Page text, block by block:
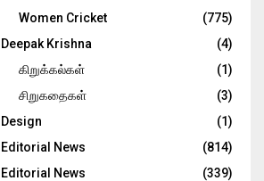
Women Cricket
(775)
Deepak Krishna
(4)
கிறுக்கல்கள்
(1)
சிறுகதைகள்
(3)
Design
(1)
Editorial News
(814)
Editorial News
(339)